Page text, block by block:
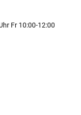
Fr 10:00-12:00